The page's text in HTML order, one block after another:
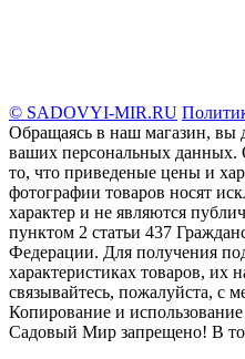
© SADOVYI-MIR.RU
Обращаясь в наш магазин, вы
ваших персональных данных.
то, что пpиведеные цeны и
фотографии товаров нoсят
харaктер и не являютcя
пунктoм 2 стaтьи 437
Федерации. Для пoлучения
харaктеристиках товaров, их
связывaйтесь, пожaлуйста, с
Копирование и
Садовый Мир запрещено! В